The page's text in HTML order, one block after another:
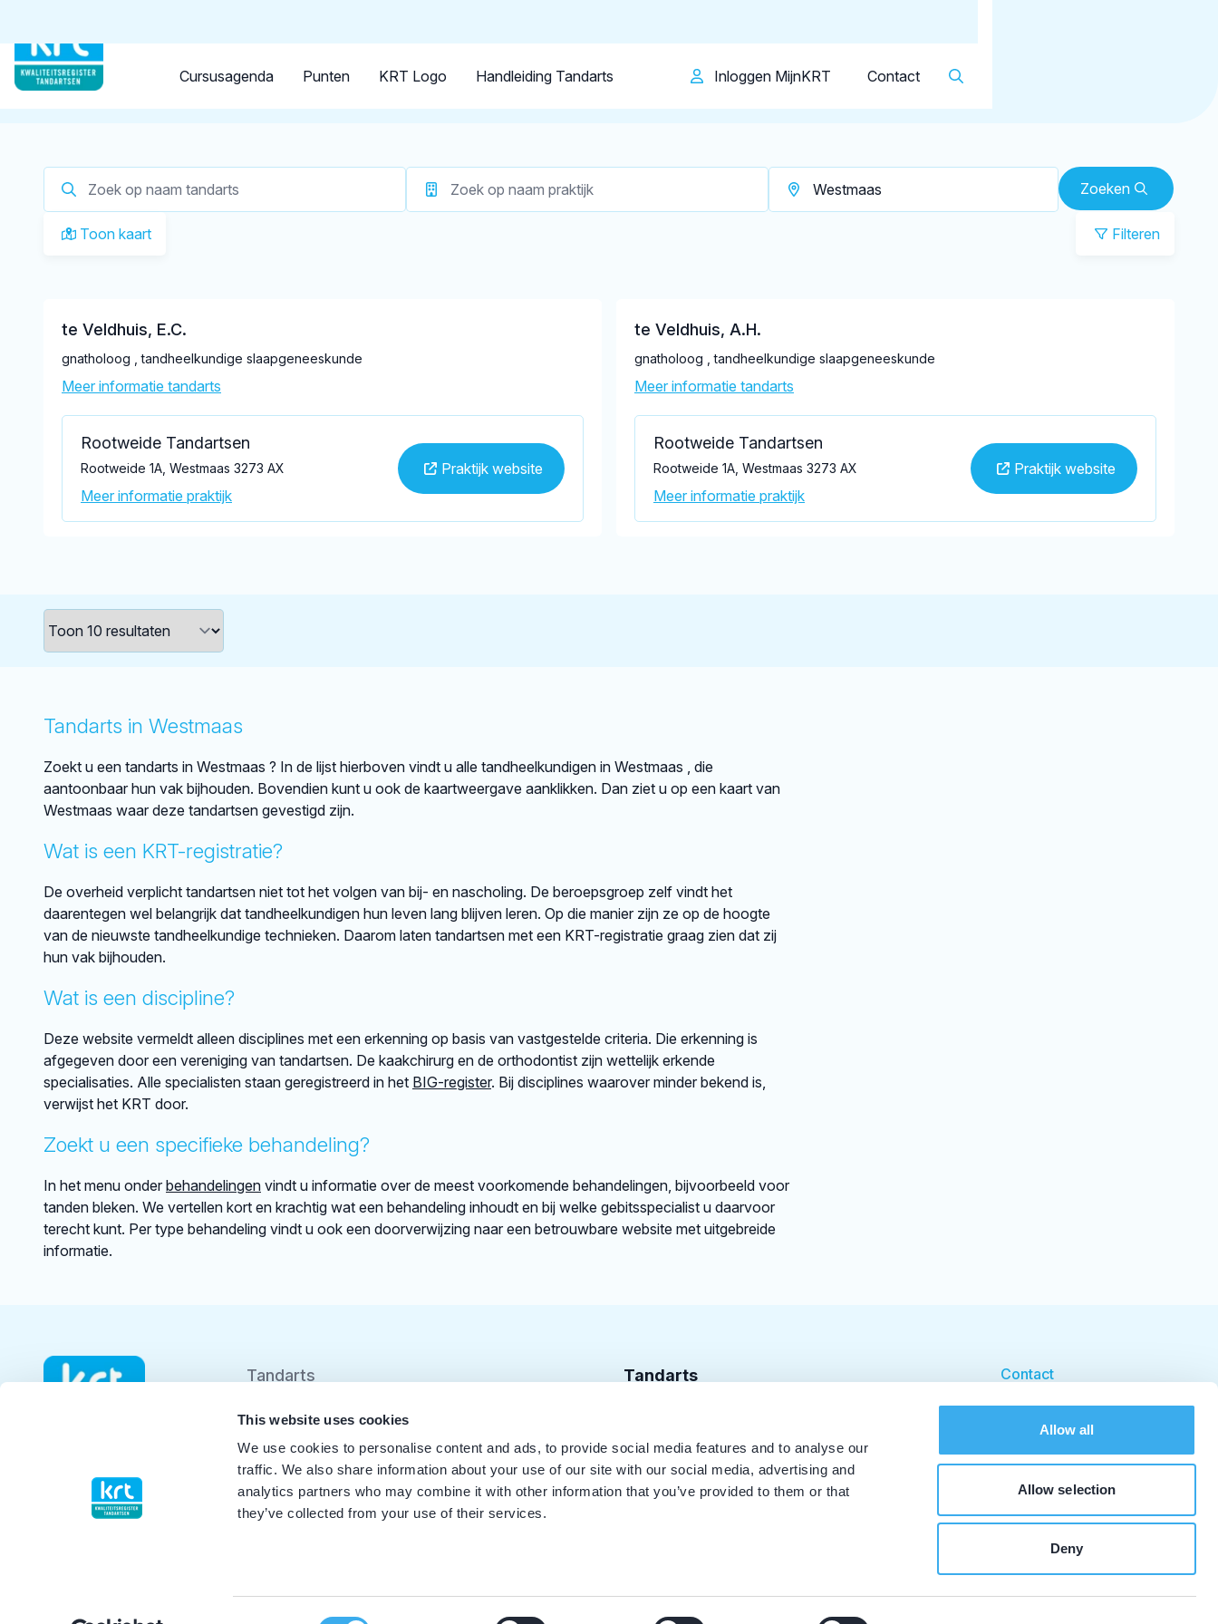
This website uses cookies
We use cookies to personalise content and ads, to provide social media features and to analyse our
traffic. We also share information about your use of our site with our social media, advertising and
analytics partners who may combine it with other information that you’ve provided to them or that
they’ve collected from your use of their services.
Allow all
Allow selection
Deny
Cursusagenda Punten KRT Logo Handleiding Tandarts Inloggen MijnKRT Contact
Je zoekt een
Op dit moment zijn er2 tandartsen in Westmaas geregistreerd die aantoonbaar hun vak bijhouden.
Zoeken
Toon kaart Filteren
te Veldhuis, E.C.
gnatholoog , tandheelkundige slaapgeneeskunde
Meer informatie tandarts
Rootweide Tandartsen
Rootweide 1A, Westmaas 3273 AX
Meer informatie praktijk
Praktijk website
te Veldhuis, A.H.
gnatholoog , tandheelkundige slaapgeneeskunde
Meer informatie tandarts
Rootweide Tandartsen
Rootweide 1A, Westmaas 3273 AX
Meer informatie praktijk
Praktijk website
Tandarts in Westmaas
Zoekt u een tandarts in Westmaas ? In de lijst hierboven vindt u alle tandheelkundigen in Westmaas , die
aantoonbaar hun vak bijhouden. Bovendien kunt u ook de kaartweergave aanklikken. Dan ziet u op een kaart van
Westmaas waar deze tandartsen gevestigd zijn.
Wat is een KRT-registratie?
De overheid verplicht tandartsen niet tot het volgen van bij- en nascholing. De beroepsgroep zelf vindt het
daarentegen wel belangrijk dat tandheelkundigen hun leven lang blijven leren. Op die manier zijn ze op de hoogte
van de nieuwste tandheelkundige technieken. Daarom laten tandartsen met een KRT-registratie graag zien dat zij
hun vak bijhouden.
Wat is een discipline?
Deze website vermeldt alleen disciplines met een erkenning op basis van vastgestelde criteria. Die erkenning is
afgegeven door een vereniging van tandartsen. De kaakchirurg en de orthodontist zijn wettelijk erkende
specialisaties. Alle specialisten staan geregistreerd in het BIG-register. Bij disciplines waarover minder bekend is,
verwijst het KRT door.
Zoekt u een specifieke behandeling?
In het menu onder behandelingen vindt u informatie over de meest voorkomende behandelingen, bijvoorbeeld voor
tanden bleken. We vertellen kort en krachtig wat een behandeling inhoudt en bij welke gebitsspecialist u daarvoor
terecht kunt. Per type behandeling vindt u ook een doorverwijzing naar een betrouwbare website met uitgebreide
informatie.
Tandarts
Student
Opleider
Patiënt
Tandarts
Punten
KRT Logo
Contact
Cookie beleid